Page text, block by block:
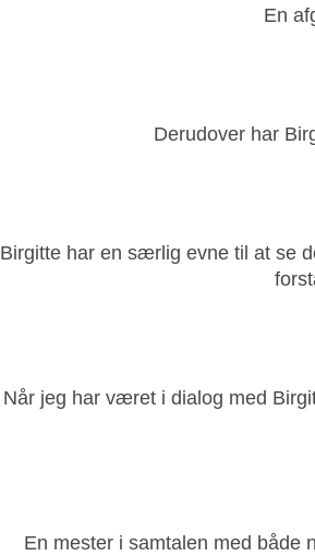
En
Derudover har
Birgitte har en særlig evne til at se
Når jeg har været i dialog med
En mester i samtalen med både